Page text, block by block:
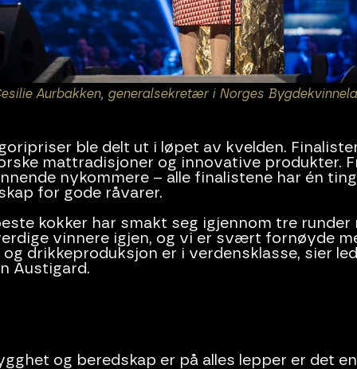
Aurbakken, generalsekretær i Norges
ble delt ut i løpet av kvelden.
mattradisjoner og innovative produkter.
nykommere – alle finalistene har én
for gode råvarer.
kokker har smakt seg igjennom tre runder
vinnere igjen, og vi er svært fornøyde
drikkeproduksjon er i verdensklasse, sier
Austigard.
og beredskap er på alles lepper er det